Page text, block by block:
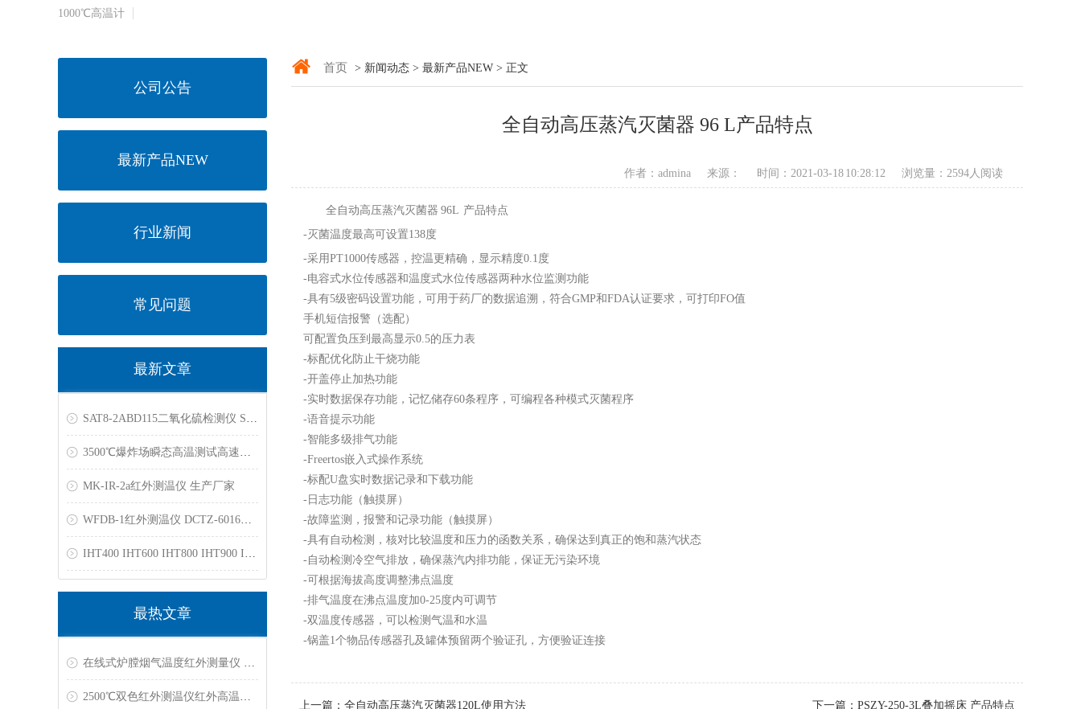
1000℃​高温计
公司公告
最新产品NEW
行业新闻
常见问题
最新文章
SAT8-2ABD115二氧化硫检测仪 SAT8-1ARB100苯检测仪
3500℃爆炸场瞬态高温测试高速光谱相机双色测温仪光纤高温计
MK-IR-2a红外测温仪 生产厂家
WFDB-1红外测温仪 DCTZ-6016高温计3000℃
IHT400 IHT600 IHT800 IHT900 IHT1100 IHT1400红外测温仪
最热文章
在线式炉膛烟气温度红外测量仪 RAYBS211YC
2500℃双色红外测温仪红外高温计 石墨烯,冶金,真空炉,工业炉专用
首页 > 新闻动态 > 最新产品NEW > 正文
全自动高压蒸汽灭菌器 96 L产品特点
作者：admina 来源： 时间：2021-03-18 10:28:12 浏览量：2594人阅读
全自动高压蒸汽灭菌器 96L 产品特点
-灭菌温度最高可设置138度
-采用PT1000传感器，控温更精确，显示精度0.1度
-电容式水位传感器和温度式水位传感器两种水位监测功能
-具有5级密码设置功能，可用于药厂的数据追溯，符合GMP和FDA认证要求，可打印FO值
手机短信报警（选配）
可配置负压到最高显示0.5的压力表
-标配优化防止干烧功能
-开盖停止加热功能
-实时数据保存功能，记忆储存60条程序，可编程各种模式灭菌程序
-语音提示功能
-智能多级排气功能
-Freertos嵌入式操作系统
-标配U盘实时数据记录和下载功能
-日志功能（触摸屏）
-故障监测，报警和记录功能（触摸屏）
-具有自动检测，核对比较温度和压力的函数关系，确保达到真正的饱和蒸汽状态
-自动检测冷空气排放，确保蒸汽内排功能，保证无污染环境
-可根据海拔高度调整沸点温度
-排气温度在沸点温度加0-25度内可调节
-双温度传感器，可以检测气温和水温
-锅盖1个物品传感器孔及罐体预留两个验证孔，方便验证连接
上一篇： ​全自动高压蒸汽灭菌器120L使用方法 下一篇： PSZY-250-3L叠加摇床 产品特点